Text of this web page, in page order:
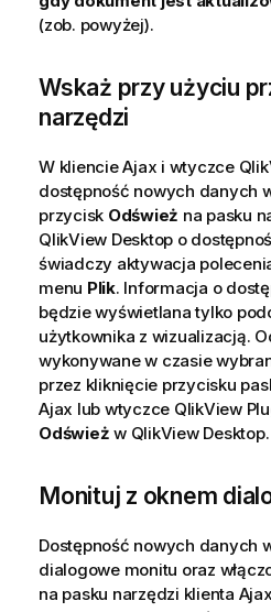
(zob. powyżej).
Wskaż przy użyciu
narzędzi
W kliencie Ajax i wtyczce
dostępność nowych danych
przycisk Odśwież na pasku
QlikView Desktop o
świadczy aktywacja
menu Plik. Informacja o
będzie wyświetlana tylko
użytkownika z wizualizacją.
wykonywane w czasie
przez kliknięcie przycisku
Ajax lub wtyczce QlikView
Odśwież w QlikView Desktop.
Monituj z oknem
Dostępność nowych danych
dialogowe monitu oraz
na pasku narzędzi klienta